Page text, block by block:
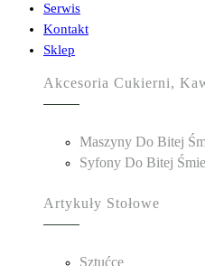
Serwis
Kontakt
Sklep
Akcesoria Cukierni,
Maszyny Do Bitej
Syfony Do Bitej
Artykuły Stołowe
Sztućce